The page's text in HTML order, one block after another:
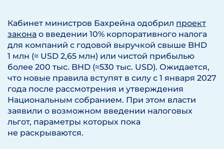
Кабинет министров Бахрейна одобрил проект
закона о введении 10% корпоративного налога
для компаний с годовой выручкой свыше BHD
1 млн (≈ USD 2,65 млн) или чистой прибылью
более 200 тыс. BHD (≈530 тыс. USD). Ожидается,
что новые правила вступят в силу с 1 января 2027
года после рассмотрения и утверждения
Национальным собранием. При этом власти
заявили о возможном введении налоговых
льгот, параметры которых пока
не раскрываются.